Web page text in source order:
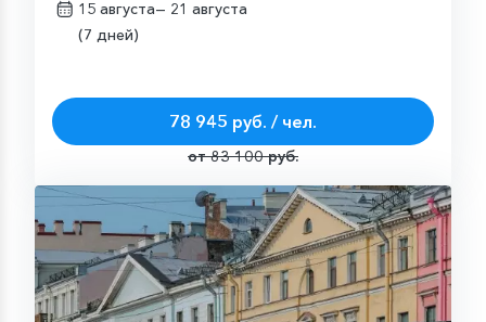
15 августа— 21 августа
(7 дней)
78 945 руб. / чел.
от 83 100 руб.